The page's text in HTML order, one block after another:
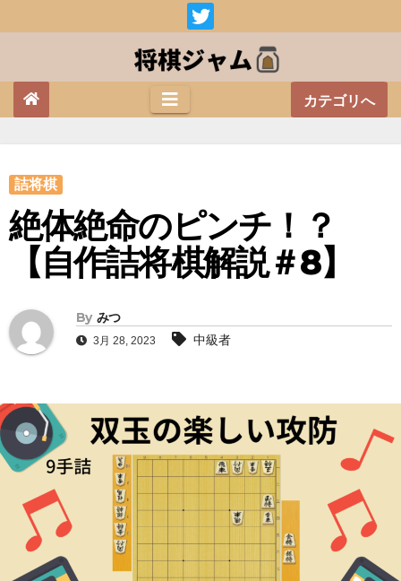
カテゴリへ
詰将棋
絶体絶命のピンチ！？
【自作詰将棋解説＃8】
By みつ
3月 28, 2023 中級者